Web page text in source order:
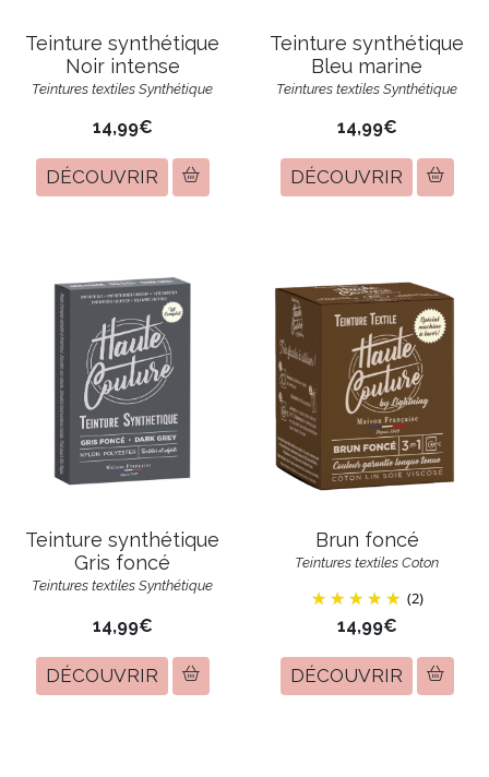
Teinture synthétique
Noir intense
Teintures textiles Synthétique
14,99€
DÉCOUVRIR
Teinture synthétique
Bleu marine
Teintures textiles Synthétique
14,99€
DÉCOUVRIR
Teinture synthétique
Gris foncé
Teintures textiles Synthétique
14,99€
DÉCOUVRIR
Brun foncé
Teintures textiles Coton
(2)
14,99€
DÉCOUVRIR